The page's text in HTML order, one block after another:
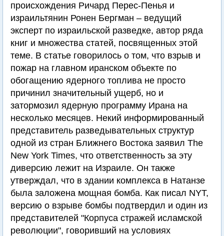
происхождения Ричард Перес-Пенья и
израильтянин Ронен Бергман – ведущий
эксперт по израильской разведке, автор ряда
книг и множества статей, посвященных этой
теме. В статье говорилось о том, что взрыв и
пожар на главном иранском объекте по
обогащению ядерного топлива не просто
причинил значительный ущерб, но и
затормозил ядерную программу Ирана на
несколько месяцев. Некий информированный
представитель разведывательных структур
одной из стран Ближнего Востока заявил The
New York Times, что ответственность за эту
диверсию лежит на Израиле. Он также
утверждал, что в здании комплекса в Натанзе
была заложена мощная бомба. Как писал NYT,
версию о взрыве бомбы подтвердил и один из
представителей "Корпуса стражей исламской
революции", говоривший на условиях